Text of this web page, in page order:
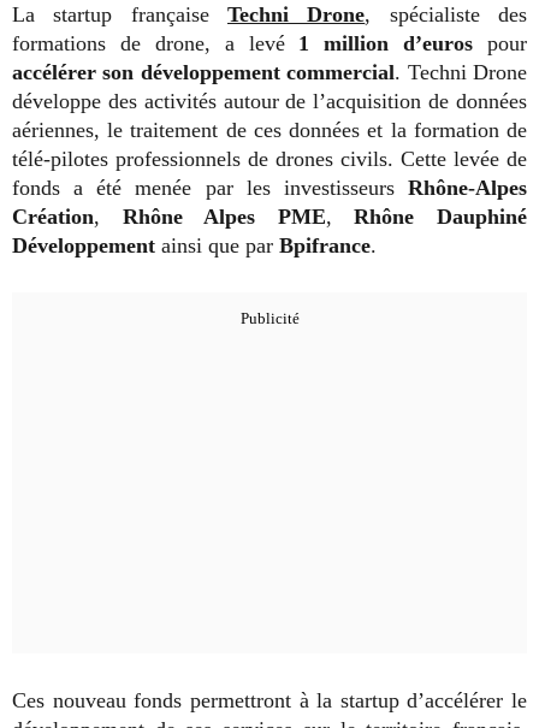
La startup française Techni Drone, spécialiste des
formations de drone, a levé 1 million d’euros pour
accélérer son développement commercial. Techni Drone
développe des activités autour de l’acquisition de données
aériennes, le traitement de ces données et la formation de
télé-pilotes professionnels de drones civils. Cette levée de
fonds a été menée par les investisseurs Rhône-Alpes
Création, Rhône Alpes PME,Rhône Dauphiné
Développement ainsi que par Bpifrance.
Ces nouveau fonds permettront à la startup d’accélérer le